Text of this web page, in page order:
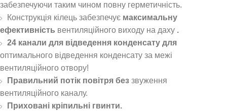
забезпечуючи таким чином повну герметичність.
Конструкція кілець забезпечує максимальну
ефективність вентиляційного виходу на даху .
24 канали для відведення конденсату для
оптимального відведення конденсату за межі
вентиляційного отвору!
Правильний потік повітря без звуження
вентиляційного каналу.
Приховані кріпильні гвинти.